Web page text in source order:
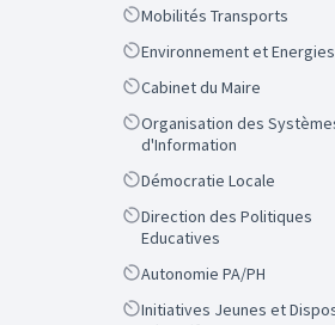
ScopeMobilités Transports
ScopeEnvironnement et Energies
ScopeCabinet du Maire
Scope
Organisation des Systèmes
d'Information
ScopeDémocratie Locale
Scope
Direction des Politiques
Educatives
ScopeAutonomie PA/PH
Scope
Initiatives Jeunes et Dispositifs